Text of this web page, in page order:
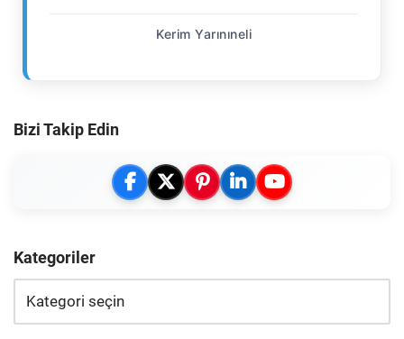
Kerim Yarınıneli
Bizi Takip Edin
Kategoriler